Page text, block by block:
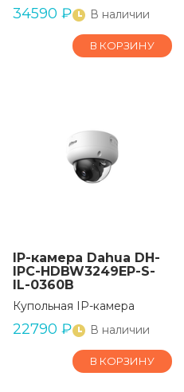
34590 ₽ В наличии
В КОРЗИНУ
IP-камера Dahua DH-
IPC-HDBW3249EP-S-
IL-0360B
Купольная IP-камера
22790 ₽ В наличии
В КОРЗИНУ